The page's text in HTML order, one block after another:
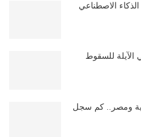
الاصطناعي
الآيلة للسقوط
ومصر.. كم سجل